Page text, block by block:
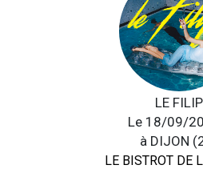
LE FILIP
Le 18/09/
à DIJON
LE BISTROT DE